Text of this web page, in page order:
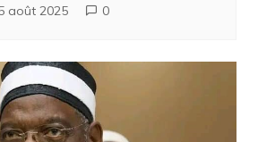
août 2025 0